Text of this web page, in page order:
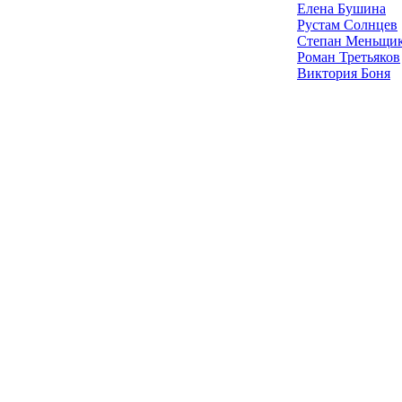
Елена Бушина
Рустам Солнцев
Степан
Роман Третьяков
Виктория Боня